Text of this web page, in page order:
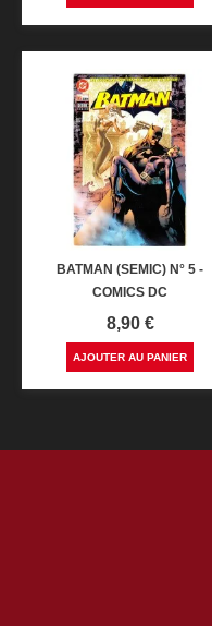
BATMAN (SEMIC) N° 5 -
COMICS DC
Prix
8,90 €
AJOUTER AU PANIER